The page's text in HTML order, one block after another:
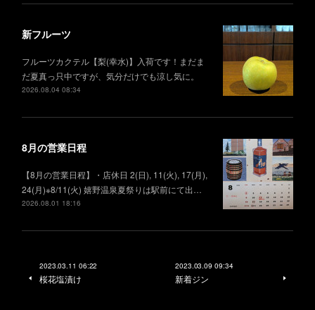
新フルーツ
フルーツカクテル【梨(幸水)】入荷です！まだま
だ夏真っ只中ですが、気分だけでも涼し気に。
2026.08.04 08:34
8月の営業日程
【8月の営業日程】・店休日 2(日), 11(火), 17(月),
24(月)※8/11(火) 嬉野温泉夏祭りは駅前にて出…
2026.08.01 18:16
2023.03.11 06:22
桜花塩漬け
2023.03.09 09:34
新着ジン